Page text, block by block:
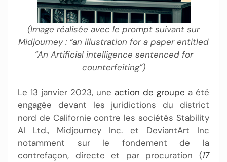
(Image réalisée avec le prompt suivant sur
Midjourney : “an illustration for a paper entitled
“An Artificial intelligence sentenced for
counterfeiting”)
Le 13 janvier 2023, une action de groupe a été
engagée devant les juridictions du district
nord de Californie contre les sociétés Stability
AI Ltd., Midjourney Inc. et DeviantArt Inc
notamment sur le fondement de la
contrefaçon, directe et par procuration (17